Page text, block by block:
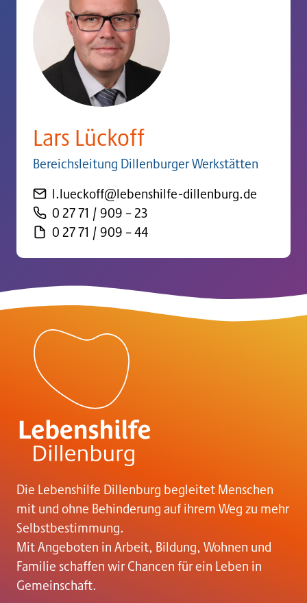
Lars Lückoff
Bereichsleitung Dillenburger Werkstätten
l.lueckoff@lebenshilfe-dillenburg.de
0 27 71 / 909 – 23
0 27 71 / 909 – 44
Die Lebenshilfe Dillenburg begleitet Menschen
mit und ohne Behinderung auf ihrem Weg zu mehr
Selbstbestimmung.
Mit Angeboten in Arbeit, Bildung, Wohnen und
Familie schaffen wir Chancen für ein Leben in
Gemeinschaft.